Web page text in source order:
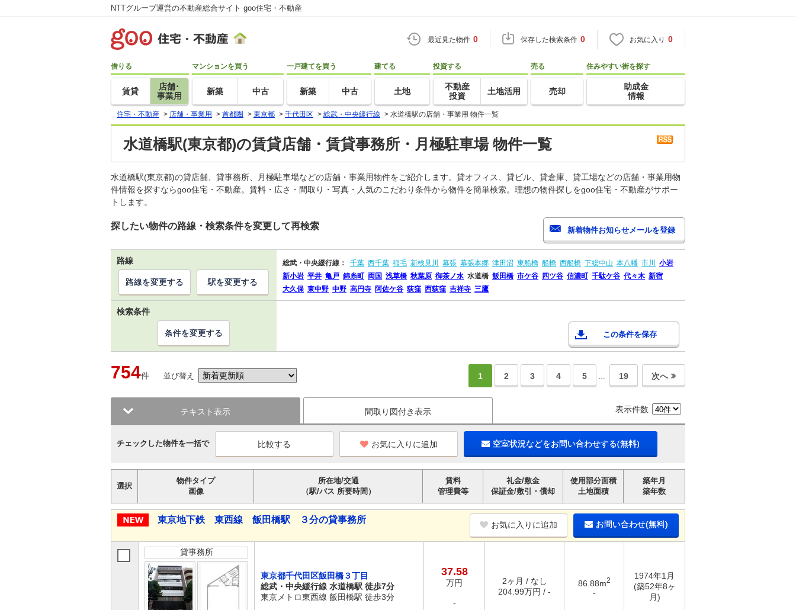
NTTグループ運営の不動産総合サイト goo住宅・不動産
最近見た物件 0 保存した検索条件 0 お気に入り 0
借りる
賃貸
店舗･
事業用
マンションを買う
新築 中古
一戸建てを買う
新築 中古
建てる
土地
投資する
不動産
投資
土地活用
売る
売却
住みやすい街を探す
助成金
情報
住宅・不動産 > 店舗・事業用 > 首都圏 > 東京都 > 千代田区 > 総武・中央緩行線 > 水道橋駅の店舗・事業用 物件一覧
水道橋駅(東京都)の賃貸店舗・賃貸事務所・月極駐車場 物件一覧
水道橋駅(東京都)の貸店舗、貸事務所、月極駐車場などの店舗・事業用物件をご紹介します。貸オフィス、貸ビル、貸倉庫、貸工場などの店舗・事業用物
件情報を探すならgoo住宅・不動産。賃料・広さ・間取り・写真・人気のこだわり条件から物件を簡単検索。理想の物件探しをgoo住宅・不動産がサポー
トします。
探したい物件の路線・検索条件を変更して再検索
路線 総武・中央緩行線： 千葉 西千葉 稲毛 新検見川 幕張 幕張本郷 津田沼 東船橋 船橋 西船橋 下総中山 本八幡 市川
小岩
新小岩 平井 亀戸 錦糸町 両国 浅草橋 秋葉原 御茶ノ水 水道橋 飯田橋 市ケ谷 四ツ谷 信濃町 千駄ケ谷 代々木 新宿
大久保 東中野 中野 高円寺 阿佐ケ谷 荻窪 西荻窪 吉祥寺 三鷹
路線を変更する 駅を変更する
検索条件
この条件を保存
条件を変更する
754件 並び替え 1 2 3 4 5 … 19 次へ
テキスト表示 間取り図付き表示 表示件数
チェックした物件を一括で お気に入りに追加 空室状況などをお問い合わせする(無料)
選択
物件タイプ
画像
所在地/交通
（駅/バス 所要時間）
賃料
管理費等
礼金/敷金
保証金/敷引・償却
使用部分面積
土地面積
築年月
築年数
東京地下鉄 東西線 飯田橋駅 ３分の貸事務所 お気に入りに追加 お問い合わせ(無料)
貸事務所
東京都千代田区飯田橋３丁目
総武・中央緩行線 水道橋駅 徒歩7分
東京メトロ東西線 飯田橋駅 徒歩3分
37.58
万円
-
2ヶ月 / なし
204.99万円 / -
86.88m2
-
1974年1月
(築52年8ヶ
月)